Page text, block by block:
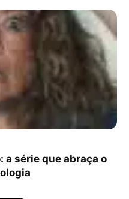
a série que abraça o